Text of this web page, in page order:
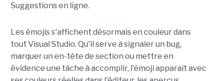
Suggestions en ligne.
Les émojis s'affichent désormais en couleur dans
tout Visual Studio. Qu'il serve à signaler un bug,
marquer un en-tête de section ou mettre en
évidence une tâche à accomplir, l'émoji apparaît avec